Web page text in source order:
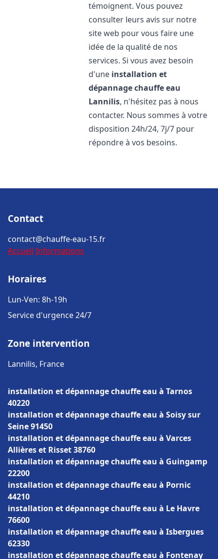
témoignent. Vous pouvez
consulter leurs avis sur notre
site web pour vous faire une
idée de la qualité de nos
services. Si vous avez besoin
d'une installation et
dépannage chauffe eau
Lannilis, n'hésitez pas à nous
contacter. Nous sommes à votre
disposition 24h/24, 7j/7 pour
répondre à vos besoins.
Contact
contact@chauffe-eau-15.fr
Accueil Informations
Horaires
Lun-Ven: 8h-19h
Service d'urgence 24/7
Zone intervention
Lannilis, France
installation et dépannage chauffe eau à Tarnos
40220
installation et dépannage chauffe eau à Soisy sur
Seine 91450
installation et dépannage chauffe eau à Varces
Allières et Risset 38760
installation et dépannage chauffe eau à Guingamp
22200
installation et dépannage chauffe eau à Pornic
44210
installation et dépannage chauffe eau à Le Havre
76600
installation et dépannage chauffe eau à Isbergues
62330
installation et dépannage chauffe eau à Fontenay